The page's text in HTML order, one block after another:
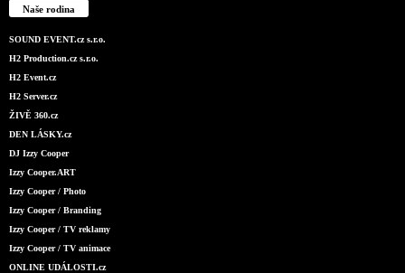
Naše rodina
SOUND EVENT.cz s.r.o.
H2 Production.cz s.r.o.
H2 Event.cz
H2 Server.cz
ŽIVĚ 360.cz
DEN LÁSKY.cz
DJ Izzy Cooper
Izzy Cooper.ART
Izzy Cooper / Photo
Izzy Cooper / Branding
Izzy Cooper / TV reklamy
Izzy Cooper / TV animace
ONLINE UDÁLOSTI.cz